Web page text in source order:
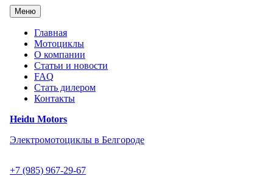
Перейти
содержанию
Heidu Motors
Электромотоциклы в Белгороде
+7 (985) 967-29-67
Меню
Главная
Мотоциклы
О компании
Статьи и новости
FAQ
Стать дилером
Контакты